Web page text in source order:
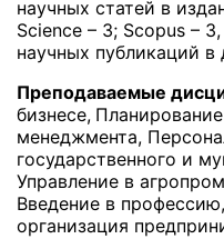
научных статей в
Science – 3; Scopus –
научных публикаций в
Преподаваемые
бизнесе,
менеджмента,
государственного и
Управление в
Введение в
организация